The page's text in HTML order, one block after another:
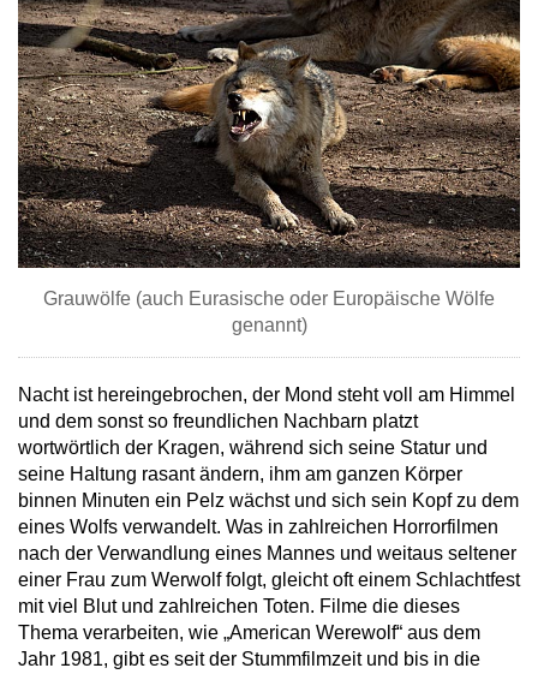
Grauwölfe (auch Eurasische oder Europäische Wölfe
genannt)
Nacht ist hereingebrochen, der Mond steht voll am Himmel
und dem sonst so freundlichen Nachbarn platzt
wortwörtlich der Kragen, während sich seine Statur und
seine Haltung rasant ändern, ihm am ganzen Körper
binnen Minuten ein Pelz wächst und sich sein Kopf zu dem
eines Wolfs verwandelt. Was in zahlreichen Horrorfilmen
nach der Verwandlung eines Mannes und weitaus seltener
einer Frau zum Werwolf folgt, gleicht oft einem Schlachtfest
mit viel Blut und zahlreichen Toten. Filme die dieses
Thema verarbeiten, wie „American Werewolf“ aus dem
Jahr 1981, gibt es seit der Stummfilmzeit und bis in die